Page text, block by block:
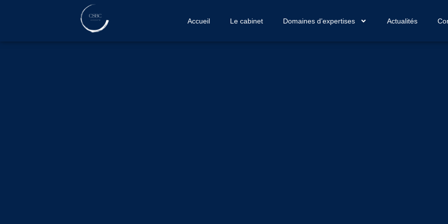
Accueil Le cabinet Domaines d’expertises Actualités